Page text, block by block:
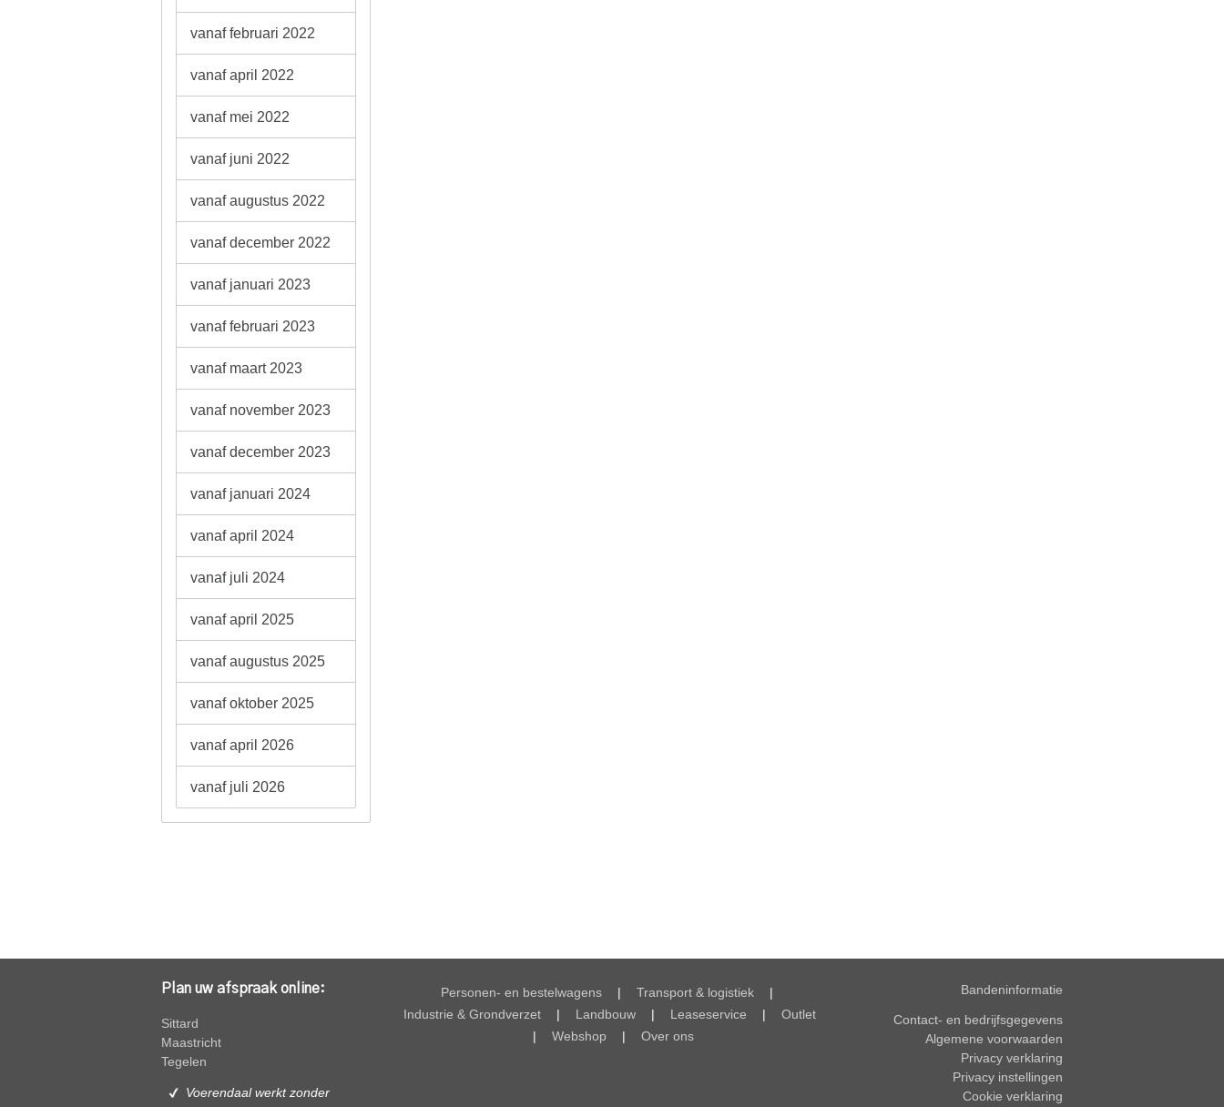
vanaf februari 2022
vanaf april 2022
vanaf mei 2022
vanaf juni 2022
vanaf augustus 2022
vanaf december 2022
vanaf januari 2023
vanaf februari 2023
vanaf maart 2023
vanaf november 2023
vanaf december 2023
vanaf januari 2024
vanaf april 2024
vanaf juli 2024
vanaf april 2025
vanaf augustus 2025
vanaf oktober 2025
vanaf april 2026
vanaf juli 2026
Plan uw afspraak online:
Sittard
Maastricht
Tegelen
Voerendaal werkt zonder
Personen- en bestelwagens | Transport & logistiek
|
Industrie & Grondverzet
| Landbouw | Leaseservice |
Outlet
|
Webshop | Over ons
Bandeninformatie
Contact- en bedrijfsgegevens
Algemene voorwaarden
Privacy verklaring
Privacy instellingen
Cookie verklaring